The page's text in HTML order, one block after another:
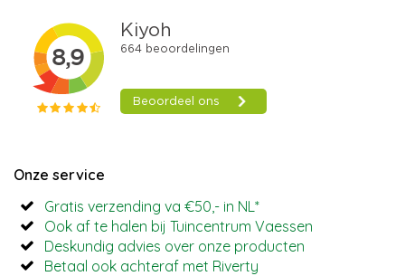
Onze service
Gratis verzending va €50,- in NL*
Ook af te halen bij Tuincentrum Vaessen
Deskundig advies over onze producten
Betaal ook achteraf met Riverty